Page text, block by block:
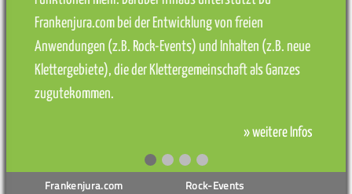
Frankenjura.com bei der Entwicklung von freien
Anwendungen (z.B. Rock-Events) und Inhalten (z.B. neue
Klettergebiete), die der Klettergemeinschaft als Ganzes
zugutekommen.
» weitere Infos
Frankenjura.com Rock-Events